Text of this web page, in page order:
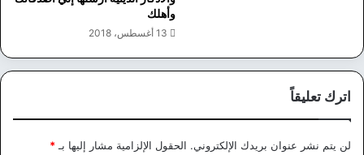
وأهلك
13 أغسطس، 2018
اترك تعليقاً
لن يتم نشر عنوان بريدك الإلكتروني. الحقول الإلزامية مشار إليها بـ *